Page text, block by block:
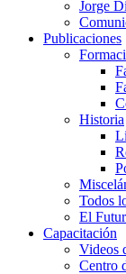
Jorge
Publicaciones
Historia
Todos
El
Capacitación
Videos
Centro